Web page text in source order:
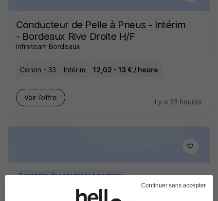
Conducteur de Pelle à Pneus - Intérim
- Bordeaux Rive Droite H/F
Infiniteam Bordeaux
Cenon - 33 Intérim 12,02 - 13 € / heure
Voir l’offre
il y a 23 heures
Soyez l'un des premiers à postuler
Auxiliaire de Vie Bordeaux Bastide H/F
Continuer sans accepter